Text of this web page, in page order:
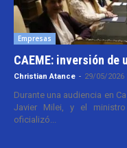
Empresas
CAEME: inversión de
Christian Atance - 29/05/2026
Durante una audiencia en
Javier Milei, y el
oficializó...